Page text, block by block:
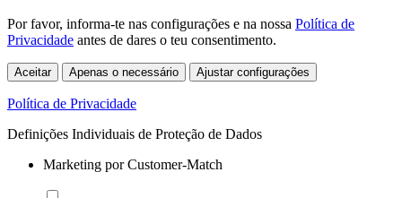
Por favor, informa-te nas configurações e na nossa Política de
Privacidade antes de dares o teu consentimento.
Aceitar Apenas o necessário Ajustar configurações
Política de Privacidade
Definições Individuais de Proteção de Dados
Marketing por Customer-Match